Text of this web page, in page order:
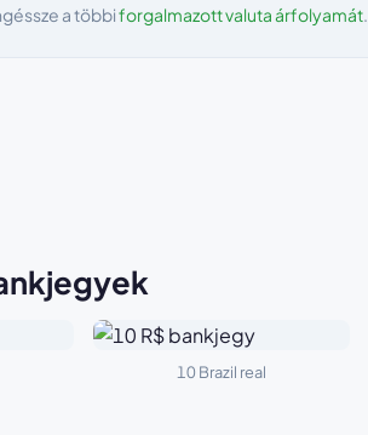
a többiforgalmazott valuta árfolyamát.
10 Brazil real